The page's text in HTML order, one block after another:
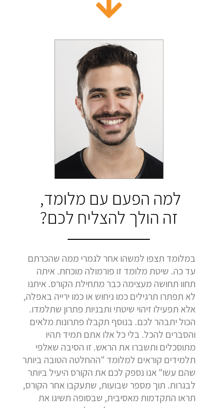
למה הפעם עם מלומד,
זה הולך להצליח לכם?
במלומד תצפו למשהו אחר לגמרי ממה שהכרתם
עד כה. שיטת מלומד זו פורמולה מוכחת. איתה
תחוו תחושה מעצימה כבר מתחילת הקורס. איתנו
לא תפתרו תרגילים כמו ניחוש או כמו ירייה באפלה,
אלא תפעילו זיהוי שיטתי ותבניות פתרון שתלמדו.
הכול יתבהר לכם. בנוסף תקבלו פתרונות מלאים
והסברים להכל. בלי כל אלו אתם תמיד תהיו
מתוסכלים ותשברו את הראש. זו הסיבה שאלפי
תלמידים קוראים למלומד "ההחלטה הטובה ביותר
שהם עשו" אנו נספק לכם את הקורס היעיל ביותר
לבגרות. תוך מספר שבועות, שתעקבו אחר הקורס,
תראו התקדמות מאסיבית, שבסופה תשיגו את